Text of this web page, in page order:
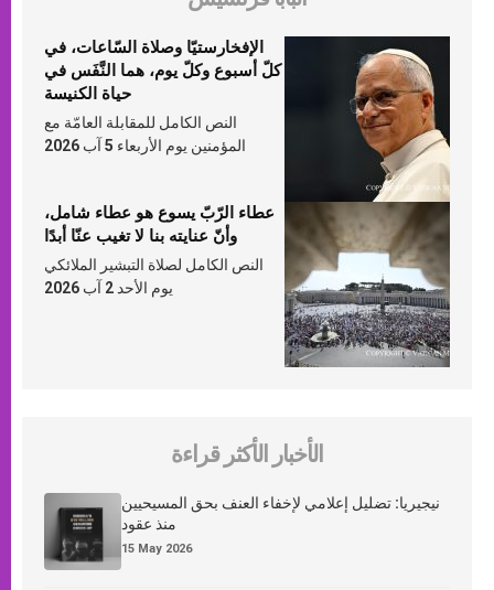
الإفخارستيّا وصلاة السّاعات، في
كلّ أسبوع وكلّ يوم، هما النَّفَس في
حياة الكنيسة
النص الكامل للمقابلة العامّة مع
المؤمنين يوم الأربعاء 5 آب 2026
عطاء الرّبّ يسوع هو عطاء شامل،
وأنّ عنايته بنا لا تغيب عنّا أبدًا
النص الكامل لصلاة التبشير الملائكي
يوم الأحد 2 آب 2026
الأخبار الأكثر قراءة
نيجيريا: تضليل إعلامي لإخفاء العنف بحق المسيحيين
منذ عقود
15 May 2026